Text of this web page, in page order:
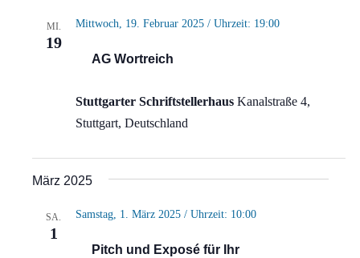
MI.
19
AG Wortreich
Mittwoch, 19. Februar 2025 / Uhrzeit: 19:00
Stuttgarter Schriftstellerhaus Kanalstraße 4,
Stuttgart, Deutschland
März 2025
SA.
1
Pitch und Exposé für Ihr
Samstag, 1. März 2025 / Uhrzeit: 10:00